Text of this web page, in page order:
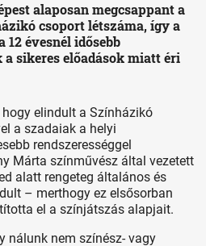
alaposan megcsappant a
csoport létszáma, így a
évesnél idősebb
sikeres előadások miatt éri
elindult a Színházikó
a szadaiak a helyi
rendszerességgel
Márta színművész által vezetett
alatt rengeteg általános és
– merthogy ez elsősorban
el a színjátszás alapjait.
nálunk nem színész- vagy